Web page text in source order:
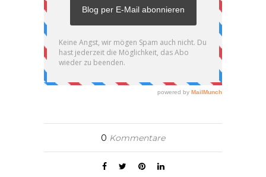
0 Kommentare